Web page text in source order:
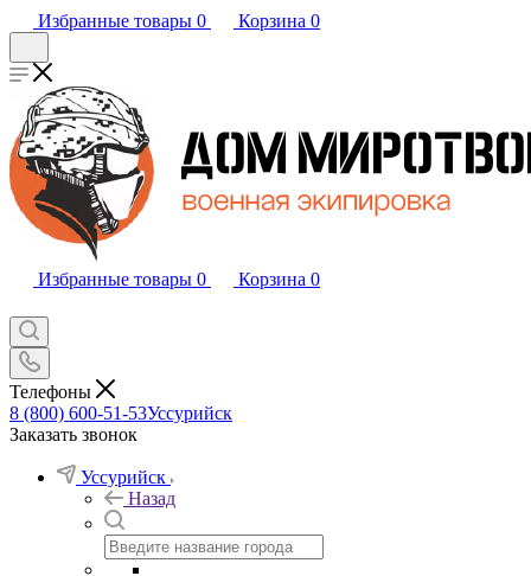
Избранные товары 0 Корзина 0
Избранные товары 0 Корзина 0
Телефоны
8 (800) 600-51-53Уссурийск
Заказать звонок
Уссурийск
Назад